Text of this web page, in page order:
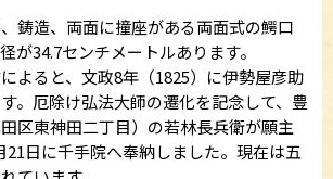
鋳造、両面に撞座がある両面式の鰐口
が34.7センチメートルあります。
よると、文政8年（1825）に伊勢屋彦助
。厄除け弘法大師の遷化を記念して、豊
区東神田二丁目）の若林長兵衛が願主
21日に千手院へ奉納しました。現在は五